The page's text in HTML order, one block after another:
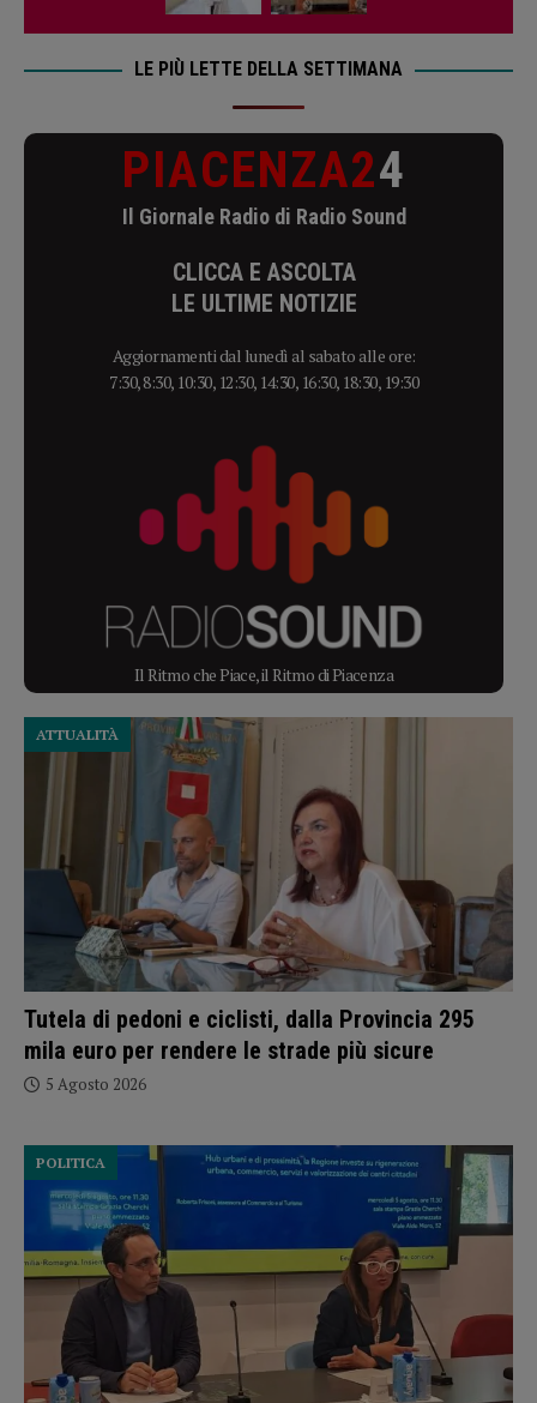
LE PIÙ LETTE DELLA SETTIMANA
PIACENZA24
Il Giornale Radio di Radio Sound
CLICCA E ASCOLTA
LE ULTIME NOTIZIE
Aggiornamenti dal lunedì al sabato alle ore:
7:30, 8:30, 10:30, 12:30, 14:30, 16:30, 18:30, 19:30
Il Ritmo che Piace, il Ritmo di Piacenza
Tutela di pedoni e ciclisti, dalla Provincia 295
mila euro per rendere le strade più sicure
ATTUALITÀ
5 Agosto 2026
POLITICA